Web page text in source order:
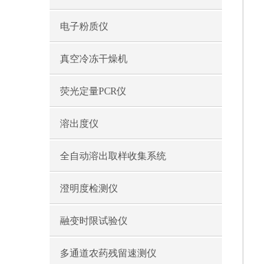
电子粉质仪
真空冷冻干燥机
荧光定量PCR仪
溶出度仪
全自动溶出取样收集系统
澄明度检测仪
融变时限试验仪
多通道农药残留速测仪